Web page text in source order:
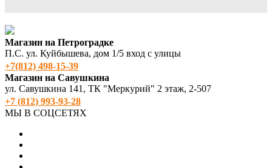
Магазин на Петроградке
П.С. ул. Куйбышева, дом 1/5 вход с улицы
+7(812) 498‑15-39
Магазин на Савушкина
ул. Савушкина 141, ТК "Меркурий" 2 этаж, 2-507
+7 (812) 993-93-28
МЫ В СОЦСЕТЯХ